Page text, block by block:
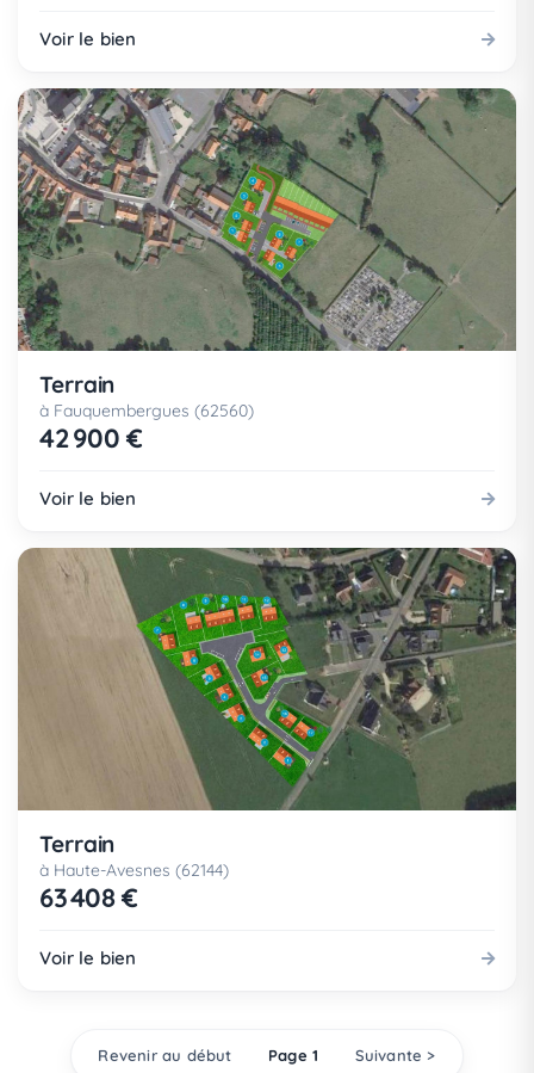
Voir le bien
Terrain
à Fauquembergues (62560)
42 900 €
Voir le bien
Terrain
à Haute-Avesnes (62144)
63 408 €
Voir le bien
Revenir au début Page 1 Suivante >